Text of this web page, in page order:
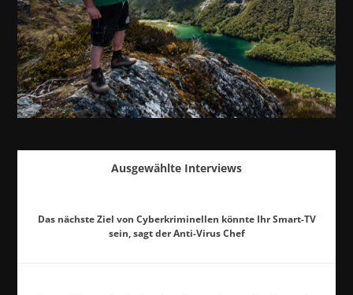
Ausgewählte Interviews
Das nächste Ziel von Cyberkriminellen könnte Ihr Smart-TV
sein, sagt der Anti-Virus Chef